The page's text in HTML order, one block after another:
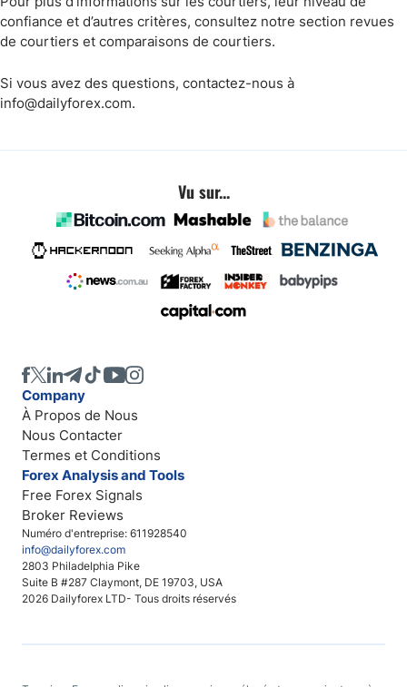
confiance et d’autres critères, consultez notre section revues
de courtiers et comparaisons de courtiers.
Si vous avez des questions, contactez-nous à
info@dailyforex.com.
Vu sur...
Numéro d'entreprise: 611928540
info@dailyforex.com
2803 Philadelphia Pike
Suite B #287 Claymont, DE 19703, USA
2026 Dailyforex LTD- Tous droits réservés
Company
À Propos de Nous
Nous Contacter
Termes et Conditions
Forex Analysis and Tools
Free Forex Signals
Broker Reviews